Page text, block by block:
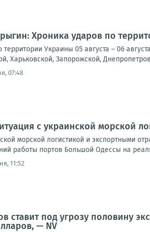
Хроника ударов по
территории Украины 05 августа – 06
Харьковской, Запорожской,
07:48
с украинской морской
морской логистикой и экспортными
работы портов Большой Одессы на
11:52
ставит под угрозу половину
— NV